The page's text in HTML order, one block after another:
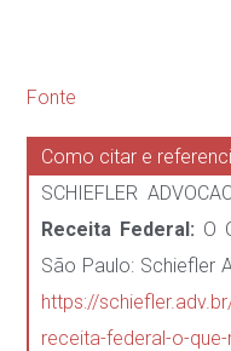
Fonte
Como citar e
SCHIEFLER
Receita Federal: O
São Paulo: Schiefler
https://
receita-federal-o-